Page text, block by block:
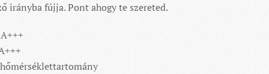
irányba fújja. Pont ahogy te szereted.